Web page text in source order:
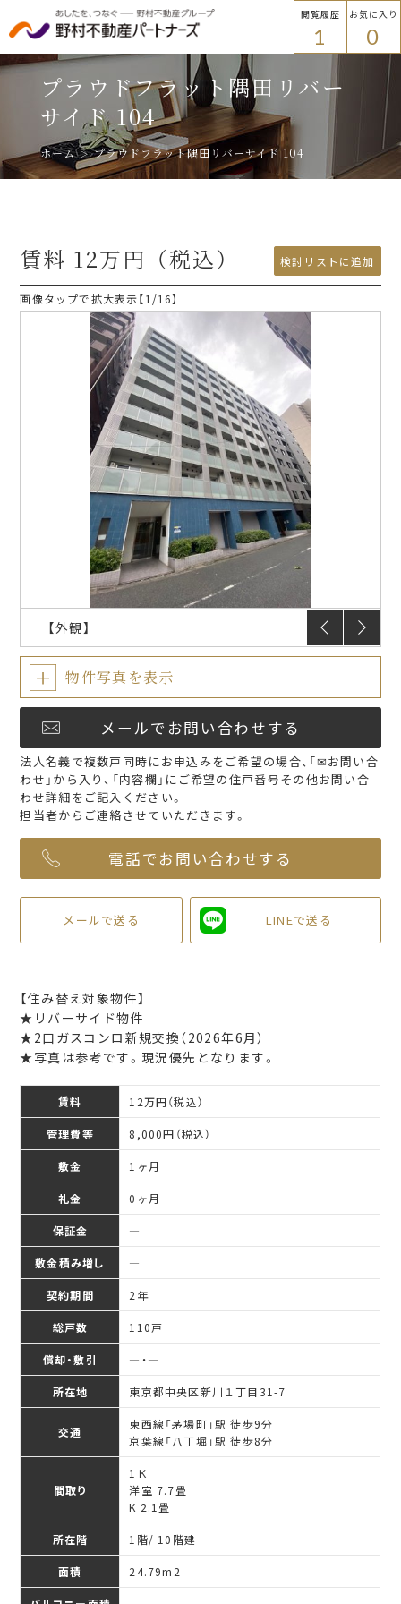
閲覧履歴
1
お気に入り
0
物件を探す
路線・駅名から探す
プラウドフラット
トップ
物件を探す
エリアから探す
プラウドフラット
ご入居者様
各種手続き
入居のしおり
入居者限定サービス
仲介会社様
プラウドフラット隅田リバー
サイド 104
ホーム プラウドフラット隅田リバーサイド 104
賃料 12万円（税込） 検討リストに追加
検討リストに追加
画像タップで拡大表示【1 /16】
【外観】
物件写真を表示
メールでお問い合わせする
法人名義で複数戸同時にお申込みをご希望の場合、「✉お問い合
わせ」から入り、「内容欄」にご希望の住戸番号その他お問い合
わせ詳細をご記入ください。
担当者からご連絡させていただきます。
電話でお問い合わせする
メールで送る LINEで送る
【住み替え対象物件】
★リバーサイド物件
★2口ガスコンロ新規交換（2026年6月）
★写真は参考です。現況優先となります。
賃料 12万円（税込）
管理費等 8,000円（税込）
敷金 1ヶ月
礼金 0ヶ月
保証金 ―
敷金積み増し ―
契約期間 2年
総戸数 110戸
償却・敷引 ―・―
所在地 東京都中央区新川１丁目31-7
交通
東西線「茅場町」駅 徒歩9分
京葉線「八丁堀」駅 徒歩8分
間取り
1Ｋ
洋室 7.7畳
K 2.1畳
所在階 1階/ 10階建
面積 24.79m 2